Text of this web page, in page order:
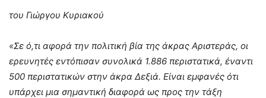
του Γιώργου Κυριακού
«Σε ό,τι αφορά την πολιτική βία της άκρας Αριστεράς, οι
ερευνητές εντόπισαν συνολικά 1.886 περιστατικά, έναντι
500 περιστατικών στην άκρα Δεξιά. Είναι εμφανές ότι
υπάρχει μια σημαντική διαφορά ως προς την τάξη